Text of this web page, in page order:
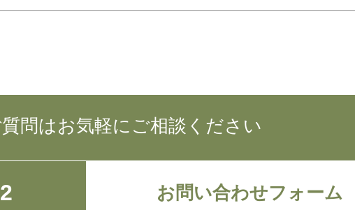
問はお気軽にご相談ください
お問い合わせフォーム